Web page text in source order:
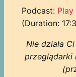
dźwiękowych
Podcast:
(Duration:
Nie działa
przeglądarki